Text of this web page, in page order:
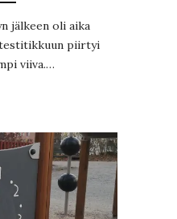
jälkeen oli aika
piirtyi
viiva.…